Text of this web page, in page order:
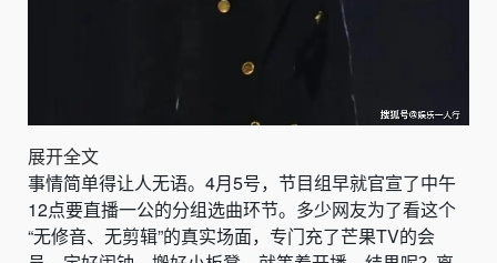
展开全文
事情简单得让人无语。4月5号，节目组早就官宣了中午
12点要直播一公的分组选曲环节。多少网友为了看这个
“无修音、无剪辑”的真实场面，专门充了芒果TV的会